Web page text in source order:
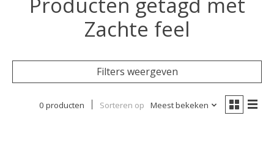
Zachte feel
Filters weergeven
0 producten Sorteren op Meest bekeken